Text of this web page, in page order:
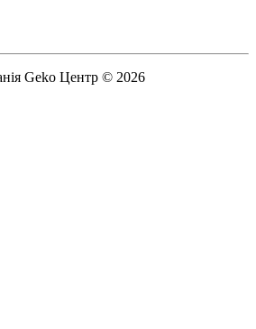
Geko Центр © 2026